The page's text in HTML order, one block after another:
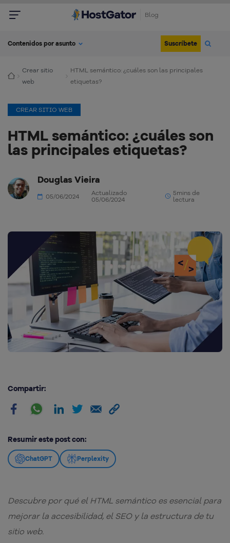
Blog
Contenidos por asunto Suscríbete
Crear sitio
web
HTML semántico: ¿cuáles son las principales
etiquetas?
CREAR SITIO WEB
HTML semántico: ¿cuáles son
las principales etiquetas?
Douglas Vieira
05/06/2024
Actualizado
05/06/2024
5mins de
lectura
Compartir:
Resumir este post con:
ChatGPT Perplexity
Descubre por qué el HTML semántico es esencial para
mejorar la accesibilidad, el SEO y la estructura de tu
sitio web.